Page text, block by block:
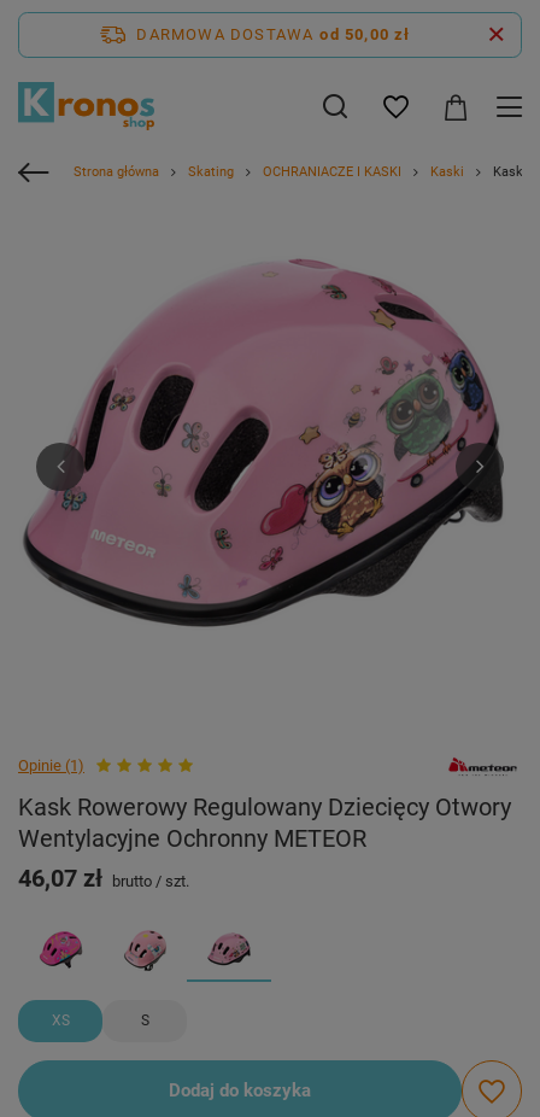
DARMOWA DOSTAWA od 50,00 zł
Strona główna Skating OCHRANIACZE I KASKI Kaski Kask
Opinie (1)
Kask Rowerowy Regulowany Dziecięcy Otwory
Wentylacyjne Ochronny METEOR
XS S
46,07 zł brutto / szt.
Dodaj do koszyka